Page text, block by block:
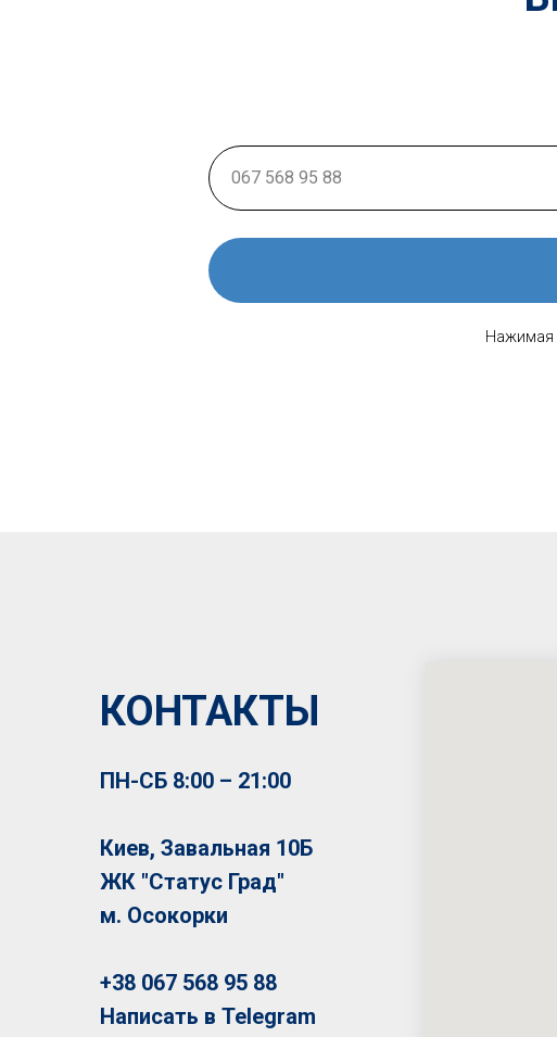
Нажимая
КОНТАКТЫ
ПН-СБ 8:00 – 21:00
Киев, Завальная 10Б
ЖК "Статус Град"
м. Осокорки
+38 067 568 95 88
Написать в Telegram